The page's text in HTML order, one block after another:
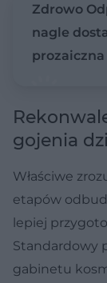
Zdrowo
nagle
prozaiczna
gojenia
Właściwe
etapów
lepiej
Standardowy
gabinetu